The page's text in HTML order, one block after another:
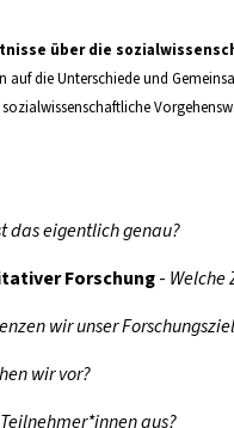
über die
auf die Unterschiede und
das eigentlich genau?
Forschung- Welche
wir unser
wir vor?
aus?